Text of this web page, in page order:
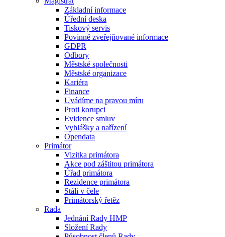
Základní informace
Úřední deska
Tiskový servis
Povinně zveřejňované informace
GDPR
Odbory
Městské společnosti
Městské organizace
Kariéra
Finance
Uvádíme na pravou míru
Proti korupci
Evidence smluv
Vyhlášky a nařízení
Opendata
Primátor
Vizitka primátora
Akce pod záštitou primátora
Úřad primátora
Rezidence primátora
Stáli v čele
Primátorský řetěz
Rada
Jednání Rady HMP
Složení Rady